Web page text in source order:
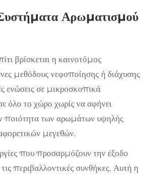
Αρωματισμού
βρίσκεται η καινοτόμος
μεθόδους νεφοποίησης ή διάχυσης
ενώσεις σε μικροσκοπικά
όλο το χώρο χωρίς να αφήνει
ποιότητα των αρωμάτων υψηλής
μεγεθών.
που προσαρμόζουν την έξοδο
περιβαλλοντικές συνθήκες. Αυτή η